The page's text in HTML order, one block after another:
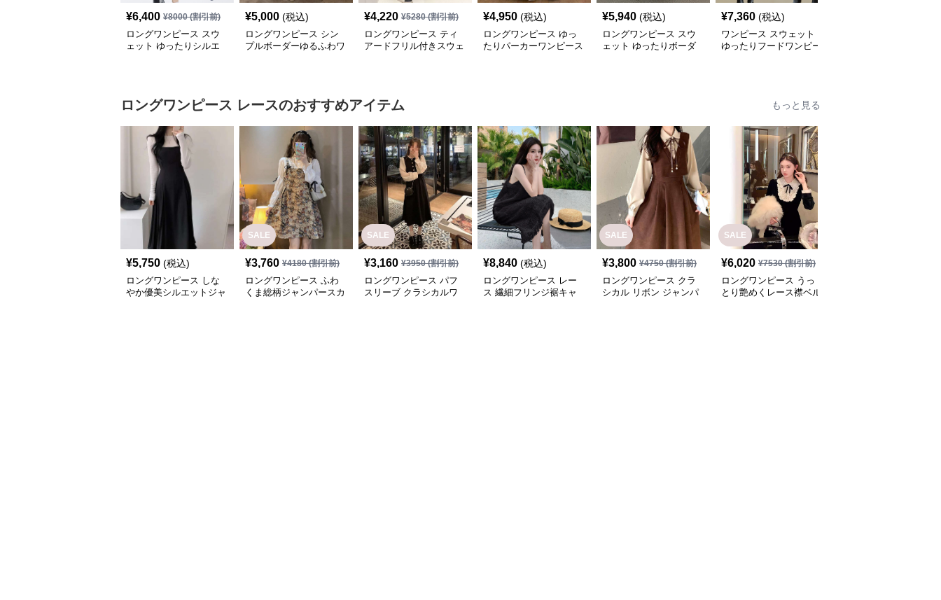
¥6,400 ¥8000(割引前)
ロングワンピース スウ
ェット ゆったりシルエ
¥5,000 (税込)
ロングワンピース シン
プルボーダーゆるふわワ
¥4,220 ¥5280(割引前)
ロングワンピース ティ
アードフリル付きスウェ
¥4,950 (税込)
ロングワンピース ゆっ
たりパーカーワンピース
¥5,940 (税込)
ロングワンピース スウ
ェット ゆったりボーダ
¥7,360 (税込)
ワンピース スウェット
ゆったりフードワンピー
ロングワンピース レースのおすすめアイテム もっと見る
¥5,750 (税込)
ロングワンピース しな
やか優美シルエットジャ
SALE
¥3,760 ¥4180(割引前)
ロングワンピース ふわ
くま総柄ジャンパースカ
SALE
¥3,160 ¥3950(割引前)
ロングワンピース パフ
スリーブ クラシカルワ
¥8,840 (税込)
ロングワンピース レー
ス 繊細フリンジ裾キャ
SALE
¥3,800 ¥4750(割引前)
ロングワンピース クラ
シカル リボン ジャンパ
SALE
¥6,020 ¥7530(割引前)
ロングワンピース うっ
とり艶めくレース襟ベル